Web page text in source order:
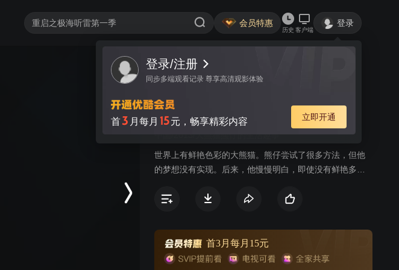
会员特惠
历史 客户端
登录
登录/注册
同步多端观看记录 尊享高清观影体验
首3 月每月 15元，畅享精彩内容 立即开通
视频 讨论
熊仔
中国/2013/大熊猫熊仔的生活趣事
世界上有鲜艳色彩的大熊猫。熊仔尝试了很多方法，但他
的梦想没有实现。后来，他慢慢明白，即使没有鲜艳多彩
首3月每月15元